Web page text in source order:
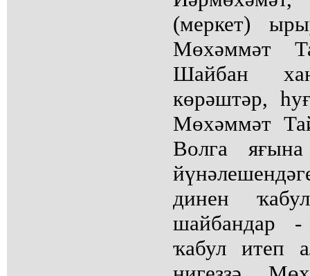
(меркет)
Мөхәммәт
Шайбан
көрәштәр,
Мөхәммәт
Волга
динен
шайбандар -
ҡабул итеп